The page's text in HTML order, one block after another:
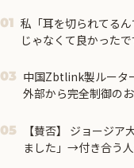
01 私「耳を切られてる
じゃなくて良かった
03 中国Zbtlink製ルータ
外部から完全制御の
05
【賛否】 ジョージ
ました」→付き合う人